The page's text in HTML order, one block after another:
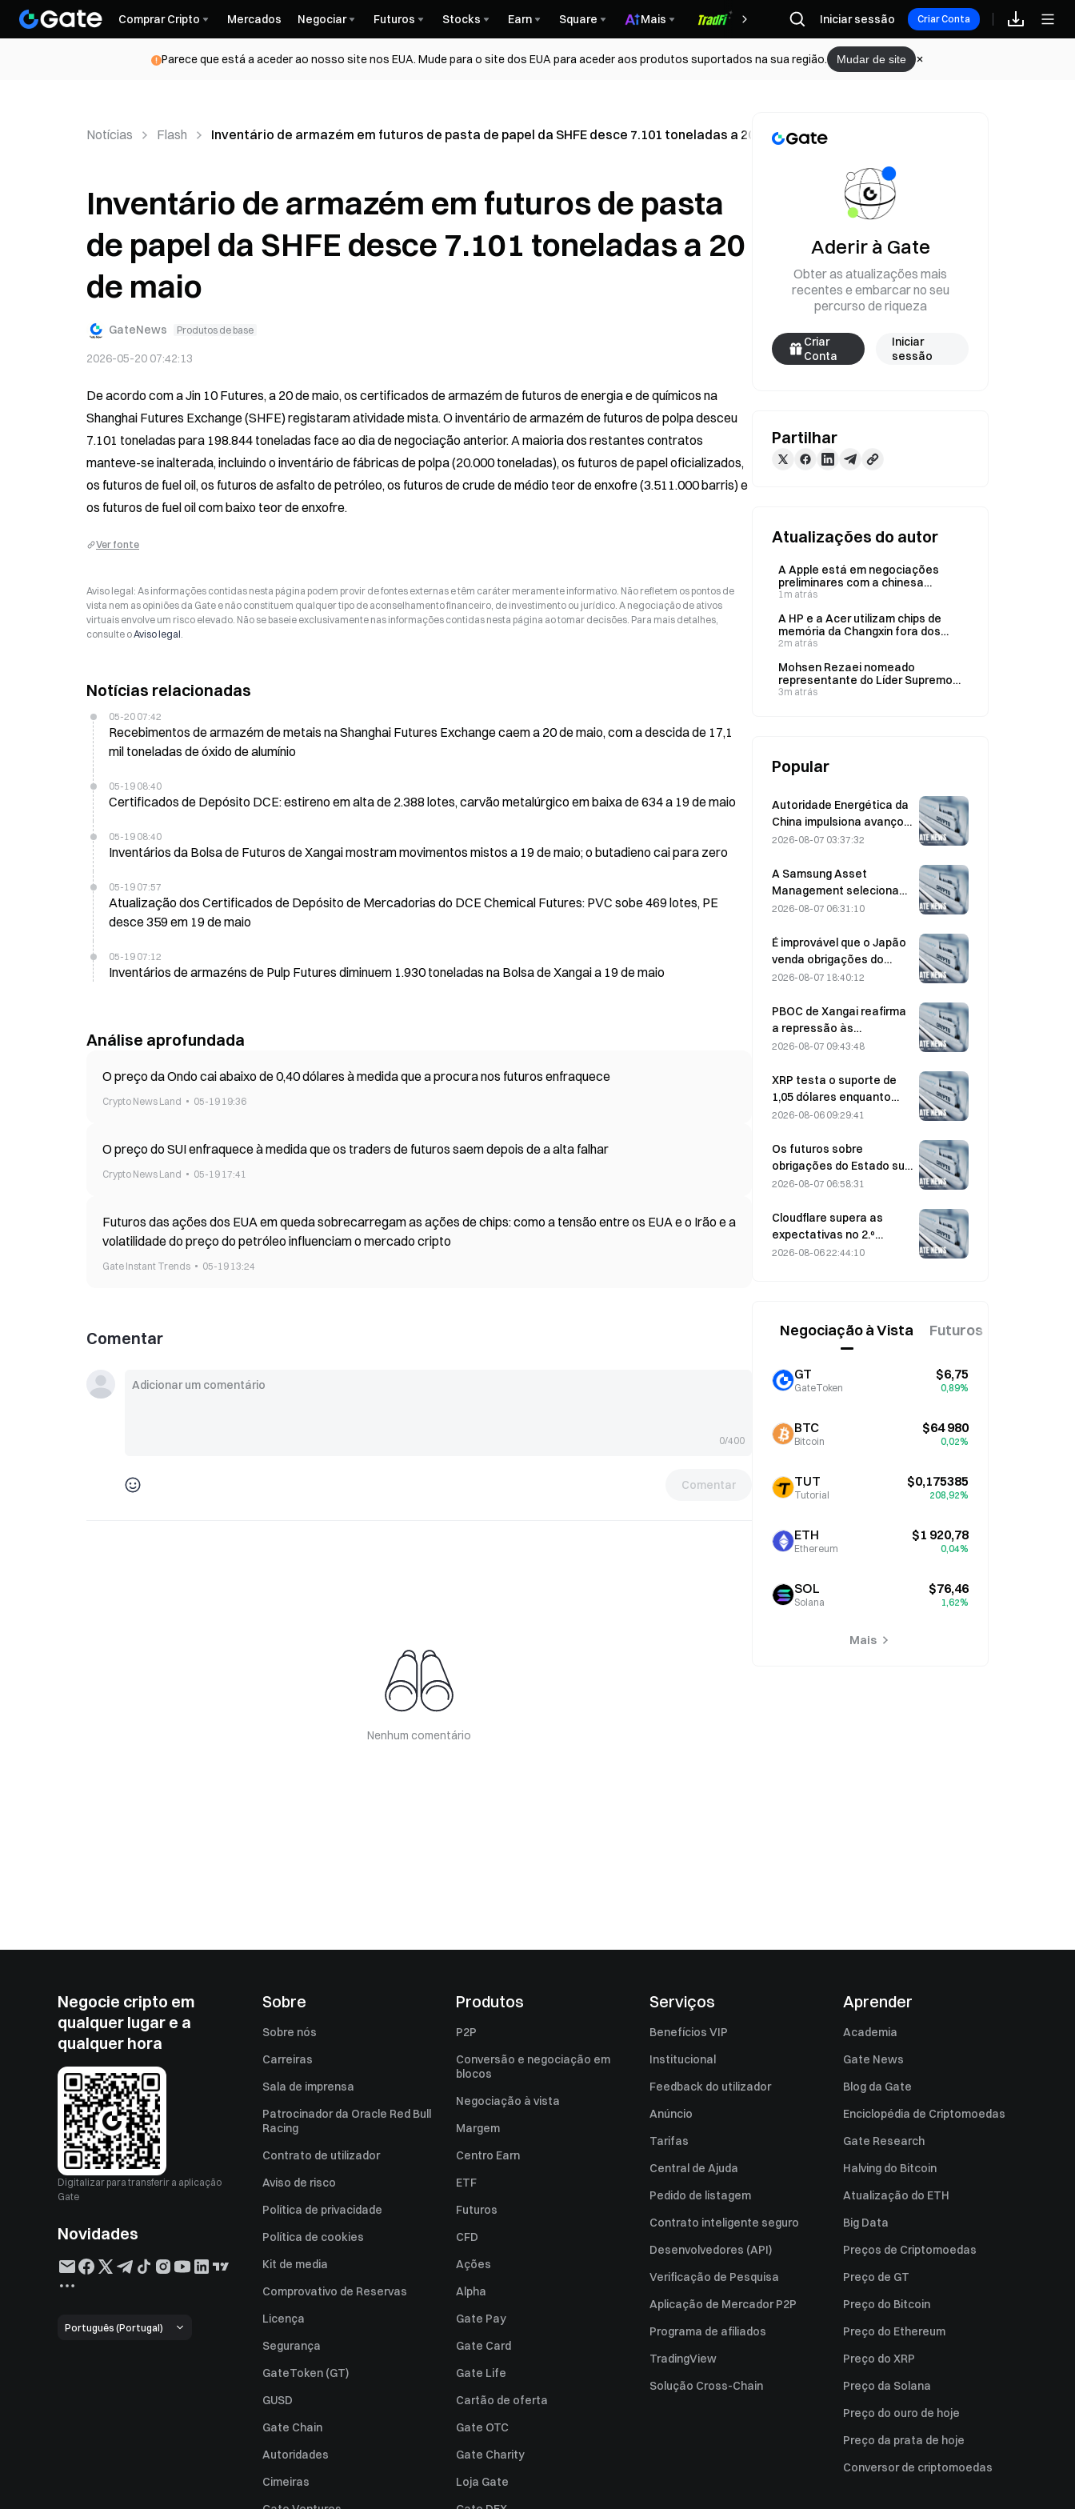
Comprar Cripto Mercados Negociar Futuros Stocks Earn Square Mais Recompensas
Iniciar sessão Criar Conta
Parece que está a aceder ao nosso site nos EUA. Mude para o site dos EUA para aceder aos produtos suportados na sua região. Mudar de site
Notícias Flash Inventário de armazém em futuros de pasta de papel da SHFE desce 7.101 toneladas a 20 de maio
Inventário de armazém em futuros de pasta
de papel da SHFE desce 7.101 toneladas a 20
de maio
GateNews Produtos de base
2026-05-20 07:42:13
De acordo com a Jin 10 Futures, a 20 de maio, os certificados de armazém de futuros de energia e de químicos na
Shanghai Futures Exchange (SHFE) registaram atividade mista. O inventário de armazém de futuros de polpa desceu
7.101 toneladas para 198.844 toneladas face ao dia de negociação anterior. A maioria dos restantes contratos
manteve-se inalterada, incluindo o inventário de fábricas de polpa (20.000 toneladas), os futuros de papel oficializados,
os futuros de fuel oil, os futuros de asfalto de petróleo, os futuros de crude de médio teor de enxofre (3.511.000 barris) e
os futuros de fuel oil com baixo teor de enxofre.
Ver fonte
Aviso legal: As informações contidas nesta página podem provir de fontes externas e têm caráter meramente informativo. Não refletem os pontos de
vista nem as opiniões da Gate e não constituem qualquer tipo de aconselhamento financeiro, de investimento ou jurídico. A negociação de ativos
virtuais envolve um risco elevado. Não se baseie exclusivamente nas informações contidas nesta página ao tomar decisões. Para mais detalhes,
consulte oAviso legal.
Notícias relacionadas
05-20 07:42
Recebimentos de armazém de metais na Shanghai Futures Exchange caem a 20 de maio, com a descida de 17,1
mil toneladas de óxido de alumínio
05-19 08:40
Certificados de Depósito DCE: estireno em alta de 2.388 lotes, carvão metalúrgico em baixa de 634 a 19 de maio
05-19 08:40
Inventários da Bolsa de Futuros de Xangai mostram movimentos mistos a 19 de maio; o butadieno cai para zero
05-19 07:57
Atualização dos Certificados de Depósito de Mercadorias do DCE Chemical Futures: PVC sobe 469 lotes, PE
desce 359 em 19 de maio
05-19 07:12
Inventários de armazéns de Pulp Futures diminuem 1.930 toneladas na Bolsa de Xangai a 19 de maio
Análise aprofundada
O preço da Ondo cai abaixo de 0,40 dólares à medida que a procura nos futuros enfraquece
Crypto News Land 05-19 19:36
O preço do SUI enfraquece à medida que os traders de futuros saem depois de a alta falhar
Crypto News Land 05-19 17:41
Futuros das ações dos EUA em queda sobrecarregam as ações de chips: como a tensão entre os EUA e o Irão e a
volatilidade do preço do petróleo influenciam o mercado cripto
Gate Instant Trends 05-19 13:24
Comentar
0/400
Comentar
Nenhum comentário
Aderir à Gate
Obter as atualizações mais
recentes e embarcar no seu
percurso de riqueza
Criar
Conta
Iniciar
sessão
Partilhar
Atualizações do autor
A Apple está em negociações
preliminares com a chinesa
Changxin Memory para o
1m atrás
A HP e a Acer utilizam chips de
memória da Changxin fora dos
EUA e procuram garantir mais
2m atrás
Mohsen Rezaei nomeado
representante do Líder Supremo
no Conselho Supremo de
3m atrás
Popular
Autoridade Energética da
China impulsiona avanços
nos semicondutores de
equipamento UHV
2026-08-07 03:37:32
A Samsung Asset
Management seleciona
três parceiros de capital
de um fundo de 90 mil
milhões de KRW
2026-08-07 06:31:10
É improvável que o Japão
venda obrigações do
Tesouro dos EUA com
para intervir; impacto
limitado nas rendibilidades
de longo prazo
2026-08-07 18:40:12
PBOC de Xangai reafirma
a repressão às
criptomoedas na reunião
agosto
2026-08-07 09:43:48
XRP testa o suporte de
1,05 dólares enquanto
Ethereum se mantém nos
reduzido
2026-08-06 09:29:41
Os futuros sobre
obrigações do Estado sul-
coreano a 3 e 10 anos
antes do leilão da próxima
semana
2026-08-07 06:58:31
Cloudflare supera as
expectativas no 2.º
trimestre, com receitas
fecho
2026-08-06 22:44:10
Negociação à Vista Futuros
GT
GateToken
$6,75
0,89%
BTC
Bitcoin
$64 980
0,02%
TUT
Tutorial
$0,175385
208,92%
ETH
Ethereum
$1 920,78
0,04%
SOL
Solana
$76,46
1,62%
Mais
Negocie cripto em
qualquer lugar e a
qualquer hora
Digitalizar para transferir a aplicação
Gate
Novidades
Português (Portugal)
Sobre
Sobre nós
Carreiras
Sala de imprensa
Patrocinador da Oracle Red Bull
Racing
Contrato de utilizador
Aviso de risco
Política de privacidade
Política de cookies
Kit de media
Comprovativo de Reservas
Licença
Segurança
GateToken (GT)
GUSD
Gate Chain
Autoridades
Cimeiras
Produtos
P2P
Conversão e negociação em
blocos
Negociação à vista
Margem
Centro Earn
ETF
Futuros
CFD
Ações
Alpha
Gate Pay
Gate Card
Gate Life
Cartão de oferta
Gate OTC
Gate Charity
Loja Gate
Serviços
Benefícios VIP
Institucional
Feedback do utilizador
Anúncio
Tarifas
Central de Ajuda
Pedido de listagem
Contrato inteligente seguro
Desenvolvedores (API)
Verificação de Pesquisa
Aplicação de Mercador P2P
Programa de afiliados
TradingView
Solução Cross-Chain
Aprender
Academia
Gate News
Blog da Gate
Enciclopédia de Criptomoedas
Gate Research
Halving do Bitcoin
Atualização do ETH
Big Data
Preços de Criptomoedas
Preço de GT
Preço do Bitcoin
Preço do Ethereum
Preço do XRP
Preço da Solana
Preço do ouro de hoje
Preço da prata de hoje
Conversor de criptomoedas